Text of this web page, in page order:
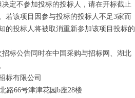
定不参加投标的投标人，请在开标截止
若该项目因参与投标的投标人不足3家而
的投标人将被取消重新参加该项目投标的
标公告同时在中国采购与招标网、湖北
标有限公司
66号津津花园b座28楼